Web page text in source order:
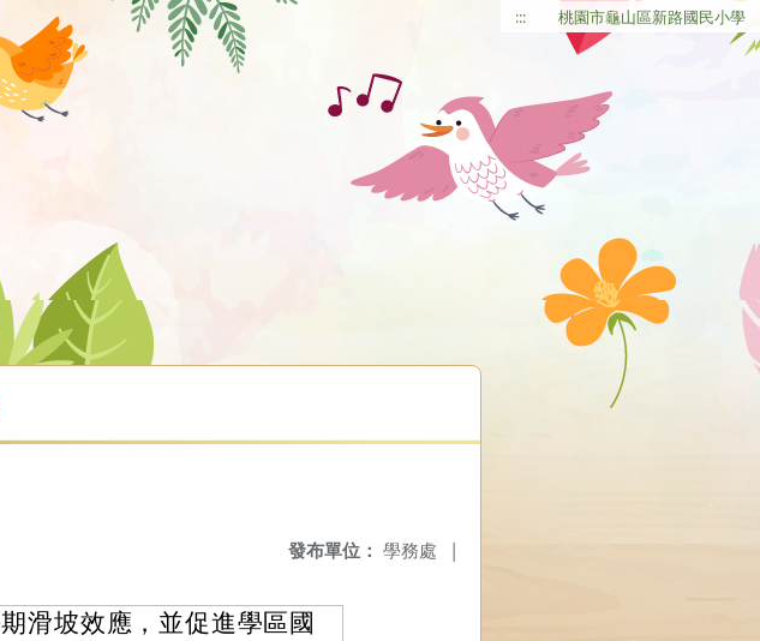
::: 桃園市龜山區新路國民小學
發布單位： 學務處 |
滑坡效應，並促進學區國